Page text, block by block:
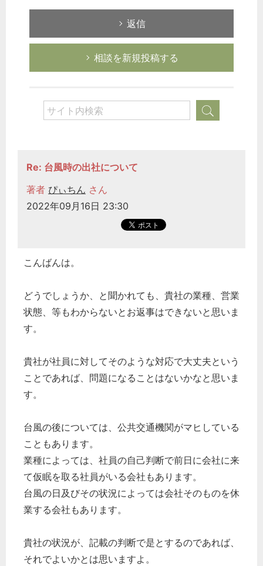
返信
相談を新規投稿する
Re: 台風時の出社について
著者 ぴぃちん さん
2022年09月16日 23:30
こんばんは。
どうでしょうか、と聞かれても、貴社の業種、営業
状態、等もわからないとお返事はできないと思いま
す。
貴社が社員に対してそのような対応で大丈夫という
ことであれば、問題になることはないかなと思いま
す。
台風の後については、公共交通機関がマヒしている
こともあります。
業種によっては、社員の自己判断で前日に会社に来
て仮眠を取る社員がいる会社もあります。
台風の日及びその状況によっては会社そのものを休
業する会社もあります。
貴社の状況が、記載の判断で是とするのであれば、
それでよいかとは思いますよ。